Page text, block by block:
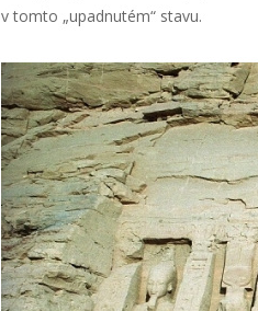
v tomto „upadnutém“ stavu.